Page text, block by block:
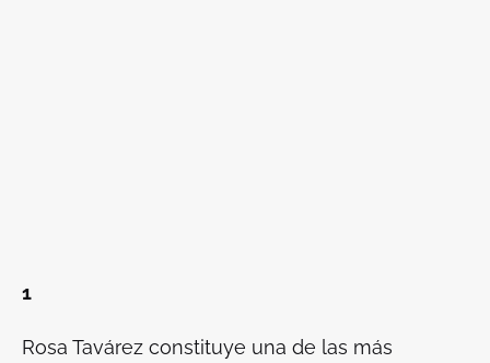
1
Rosa Tavárez constituye una de las más